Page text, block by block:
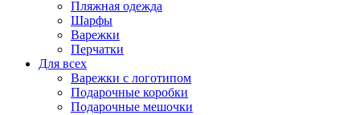
Пляжная одежда
Шарфы
Варежки
Перчатки
Для всех
Варежки с логотипом
Подарочные коробки
Подарочные мешочки